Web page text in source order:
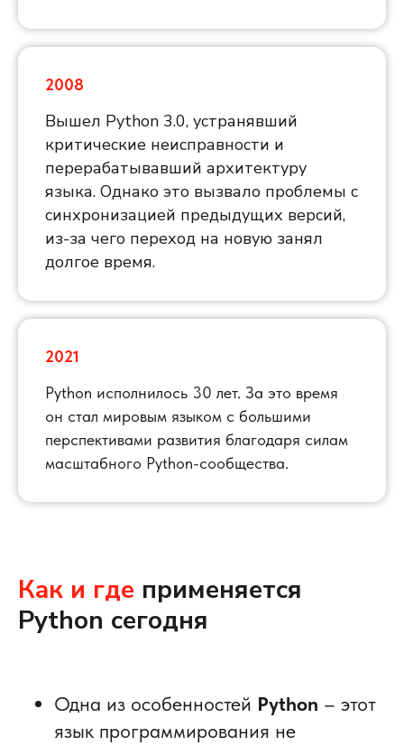
2008
Вышел Python 3.0, устранявший
критические неисправности и
перерабатывавший архитектуру
языка. Однако это вызвало проблемы с
синхронизацией предыдущих версий,
из-за чего переход на новую занял
долгое время.
2021
Python исполнилось 30 лет. За это время
он стал мировым языком с большими
перспективами развития благодаря силам
масштабного Python-сообщества.
Как и где применяется
Python сегодня
Одна из особенностей Python – этот
язык программирования не